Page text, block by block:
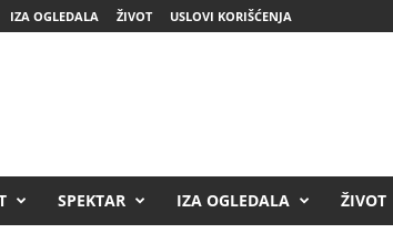
IZA OGLEDALA ŽIVOT USLOVI KORIŠĆENJA
SPEKTAR IZA OGLEDALA ŽIVOT